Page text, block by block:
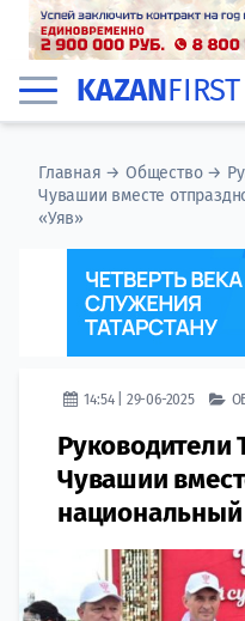
KAZANFIRST
Главная →Общество→
Чувашии вместе
«Уяв»
14:54 | 29-06-2025
Руководители
Чувашии